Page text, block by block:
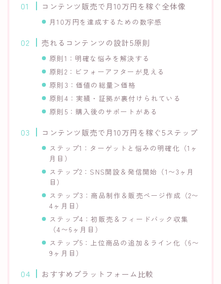
コンテンツ販売で月10万円を稼ぐ全体像
月10万円を達成するための数字感
売れるコンテンツの設計5原則
原則1：明確な悩みを解決する
原則2：ビフォーアフターが見える
原則3：価値の総量＞価格
原則4：実績・証拠が裏付けられている
原則5：購入後のサポートがある
コンテンツ販売で月10万円を稼ぐ5ステップ
ステップ1：ターゲットと悩みの明確化（1ヶ
月目）
ステップ2：SNS開設＆発信開始（1〜3ヶ月
目）
ステップ3：商品制作＆販売ページ作成（2〜
4ヶ月目）
ステップ4：初販売＆フィードバック収集
（4〜6ヶ月目）
ステップ5：上位商品の追加＆ライン化（6〜
9ヶ月目）
おすすめプラットフォーム比較